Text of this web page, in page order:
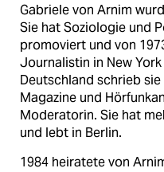
Gabriele von Arnim
Sie hat Soziologie und
promoviert und von
Journalistin in New
Deutschland schrieb
Magazine und
Moderatorin. Sie hat
und lebt in Berlin.
1984 heiratete von